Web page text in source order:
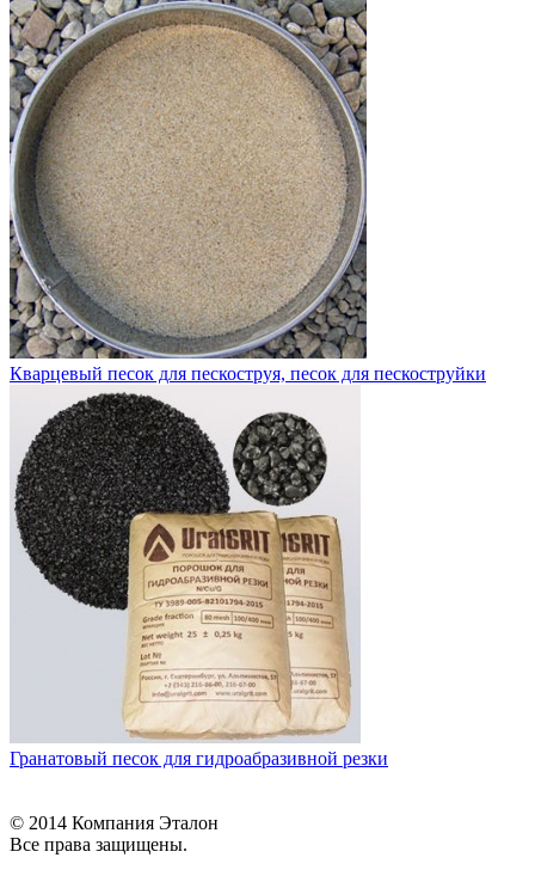
Кварцевый песок для пескоструя, песок для пескоструйки
Гранатовый песок для гидроабразивной резки
© 2014 Компания Эталон
Все права защищены.